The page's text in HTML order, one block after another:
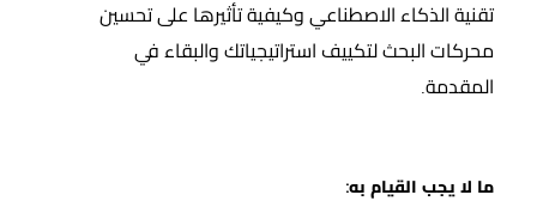
تقنية الذكاء الاصطناعي وكيفية تأثيرها على تحسين
محركات البحث لتكييف استراتيجياتك والبقاء في
المقدمة.
ما لا يجب القيام به: